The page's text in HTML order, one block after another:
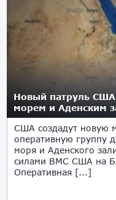
Новый патруль США
морем и Аденским
США создадут новую
оперативную группу
моря и Аденского
силами ВМС США на
Оперативная [...]